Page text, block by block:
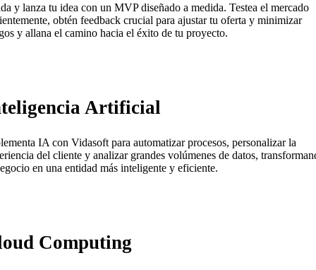
y lanza tu idea con un MVP diseñado a medida. Testea el mercado
obtén feedback crucial para ajustar tu oferta y minimizar
y allana el camino hacia el éxito de tu proyecto.
Artificial
IA con Vidasoft para automatizar procesos, personalizar la
del cliente y analizar grandes volúmenes de datos,
en una entidad más inteligente y eficiente.
Computing